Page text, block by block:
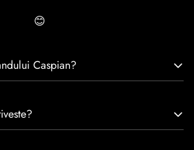
😊
Caspian?
ani în industria modei, Caspian se